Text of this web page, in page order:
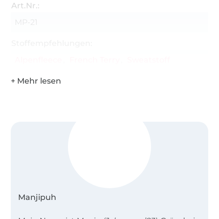
Art.Nr.:
MP-21
Manjipuh